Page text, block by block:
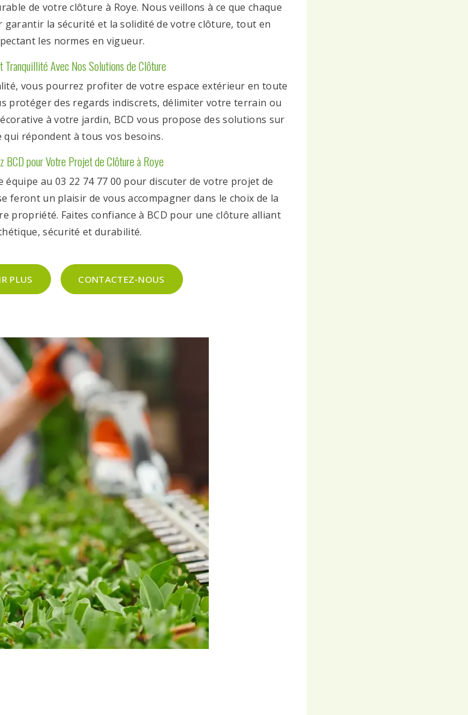
de votre clôture à Roye. Nous veillons à ce que chaque
la sécurité et la solidité de votre clôture, tout en
les normes en vigueur.
Avec Nos Solutions de Clôture
vous pourrez profiter de votre espace extérieur en toute
protéger des regards indiscrets, délimiter votre terrain ou
à votre jardin, BCD vous propose des solutions sur
qui répondent à tous vos besoins.
BCD pour Votre Projet de Clôture à Roye
au 03 22 74 77 00 pour discuter de votre projet de
feront un plaisir de vous accompagner dans le choix de la
propriété. Faites confiance à BCD pour une clôture alliant
sécurité et durabilité.
PLUS CONTACTEZ-NOUS